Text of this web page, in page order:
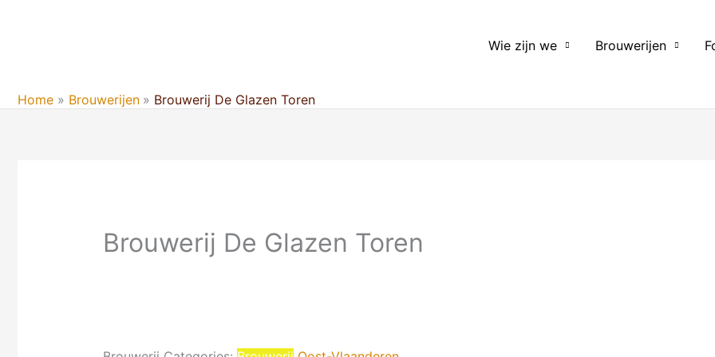
Wie zijn we Brouwerijen
Home Brouwerijen Brouwerij De Glazen Toren
Brouwerij De Glazen Toren